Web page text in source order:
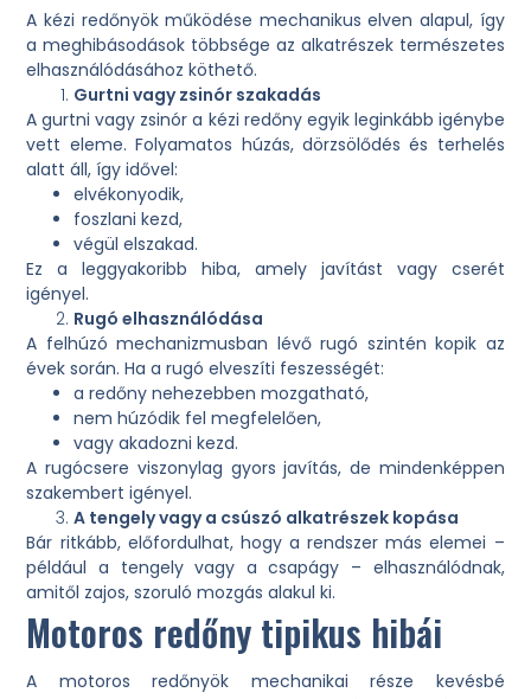
A kézi redőnyök működése mechanikus elven alapul, így
a meghibásodások többsége az alkatrészek természetes
elhasználódásához köthető.
Gurtni vagy zsinór szakadás
A gurtni vagy zsinór a kézi redőny egyik leginkább igénybe
vett eleme. Folyamatos húzás, dörzsölődés és terhelés
alatt áll, így idővel:
elvékonyodik,
foszlani kezd,
végül elszakad.
Ez a leggyakoribb hiba, amely javítást vagy cserét
igényel.
Rugó elhasználódása
A felhúzó mechanizmusban lévő rugó szintén kopik az
évek során. Ha a rugó elveszíti feszességét:
a redőny nehezebben mozgatható,
nem húzódik fel megfelelően,
vagy akadozni kezd.
A rugócsere viszonylag gyors javítás, de mindenképpen
szakembert igényel.
A tengely vagy a csúszó alkatrészek kopása
Bár ritkább, előfordulhat, hogy a rendszer más elemei –
például a tengely vagy a csapágy – elhasználódnak,
amitől zajos, szoruló mozgás alakul ki.
Motoros redőny tipikus hibái
A motoros redőnyök mechanikai része kevésbé